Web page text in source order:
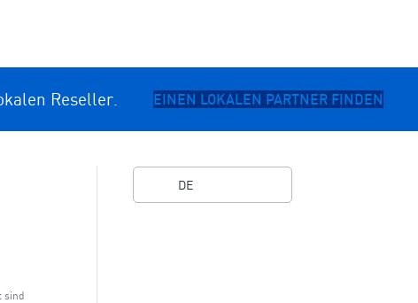
Reseller. EINEN LOKALEN PARTNER FINDEN
sind
DE